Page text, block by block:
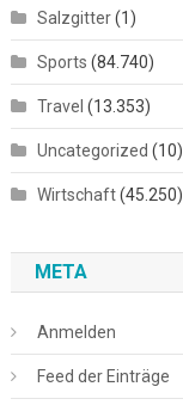
Salzgitter(1)
Sports (84.740)
Travel (13.353)
Uncategorized (10)
Wirtschaft(45.250)
META
Anmelden
Feed der Einträge